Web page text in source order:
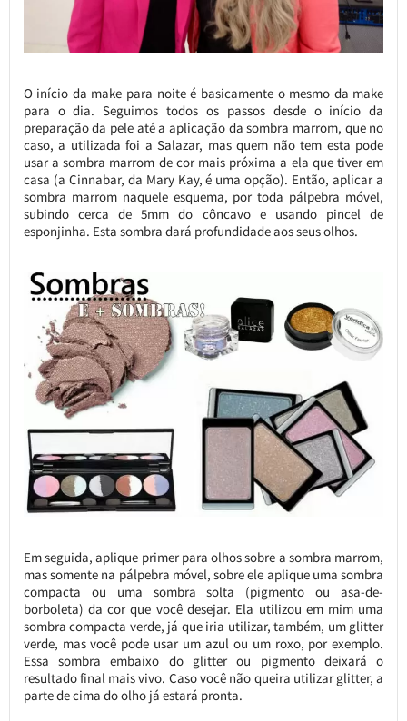
O início da make para noite é basicamente o mesmo da make
para o dia. Seguimos todos os passos desde o início da
preparação da pele até a aplicação da sombra marrom, que no
caso, a utilizada foi a Salazar, mas quem não tem esta pode
usar a sombra marrom de cor mais próxima a ela que tiver em
casa (a Cinnabar, da Mary Kay, é uma opção). Então, aplicar a
sombra marrom naquele esquema, por toda pálpebra móvel,
subindo cerca de 5mm do côncavo e usando pincel de
esponjinha. Esta sombra dará profundidade aos seus olhos.
Em seguida, aplique primer para olhos sobre a sombra marrom,
mas somente na pálpebra móvel, sobre ele aplique uma sombra
compacta ou uma sombra solta (pigmento ou asa-de-
borboleta) da cor que você desejar. Ela utilizou em mim uma
sombra compacta verde, já que iria utilizar, também, um glitter
verde, mas você pode usar um azul ou um roxo, por exemplo.
Essa sombra embaixo do glitter ou pigmento deixará o
resultado final mais vivo. Caso você não queira utilizar glitter, a
parte de cima do olho já estará pronta.